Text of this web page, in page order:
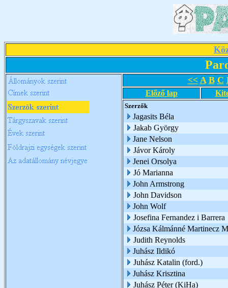
<< A B C
Előző lap
Szerzők
Jagasits Béla
Jakab György
Jane Nelson
Jávor Károly
Jenei Orsolya
Jó Marianna
John Armstrong
John Davidson
John Wolf
Josefina Fernandez i Barrera
Józsa Kálmánné Martinecz
Judith Reynolds
Juhász Ildikó
Juhász Katalin (ford.)
Juhász Krisztina
Juhász Péter (KiHa)